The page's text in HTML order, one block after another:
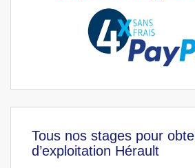
Tous nos stages pour
d’exploitation Hérault